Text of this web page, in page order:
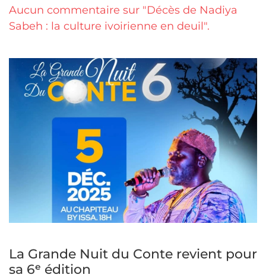
Aucun commentaire sur "Décès de Nadiya
Sabeh : la culture ivoirienne en deuil".
La Grande Nuit du Conte revient pour
sa 6ᵉ édition